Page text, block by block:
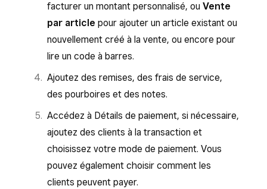
facturer un montant personnalisé, ou Vente
par article pour ajouter un article existant ou
nouvellement créé à la vente, ou encore pour
lire un code à barres.
Ajoutez des remises, des frais de service,
des pourboires et des notes.
Accédez à Détails de paiement, si nécessaire,
ajoutez des clients à la transaction et
choisissez votre mode de paiement. Vous
pouvez également choisir comment les
clients peuvent payer.